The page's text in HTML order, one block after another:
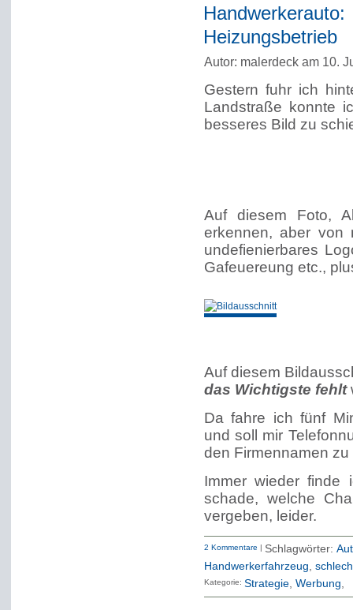
Heizungsbetrieb
Autor: malerdeck am 10.
Gestern fuhr ich
Landstraße konnte
besseres Bild zu
Auf diesem Foto,
erkennen, aber von
undefienierbares
Gafeuereung etc.,
Auf diesem
das Wichtigste fehlt
Da fahre ich fünf
und soll mir
den Firmennamen
Immer wieder finde
schade, welche
vergeben, leider.
2 Kommentare | Schlagwörter:
Handwerkerfahrzeug,
Kategorie: Strategie Werbung